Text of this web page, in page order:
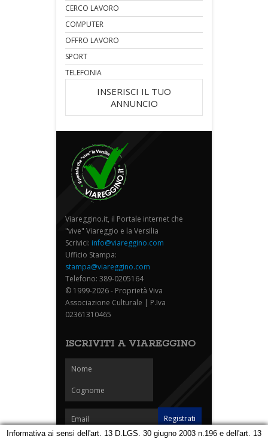
CERCO LAVORO
COMPUTER
OFFRO LAVORO
SPORT
TELEFONIA
INSERISCI IL TUO
ANNUNCIO
Viareggino.it, il Portale internet che
"vive" Viareggio e la Versilia
Scrivici: info@viareggino.com
Ufficio Stampa:
stampa@viareggino.com
Telefono: 389-0205164
© 1999-2026 - Proprietà Viva
Associazione Culturale | P.Iva
02361310465
ISCRIVITI A VIAREGGINO
Informativa ai sensi dell'art. 13 D.LGS. 30 giugno 2003 n.196 e dell'art. 13